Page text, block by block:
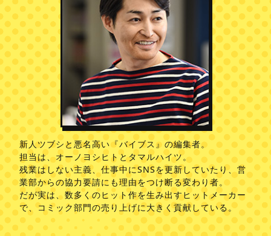
新人ツブシと悪名高い『バイブス』の編集者。
担当は、オーノヨシヒトとタマルハイツ。
残業はしない主義、仕事中にSNSを更新していたり、営
業部からの協力要請にも理由をつけ断る変わり者。
だが実は、数多くのヒット作を生み出すヒットメーカー
で、コミック部門の売り上げに大きく貢献している。